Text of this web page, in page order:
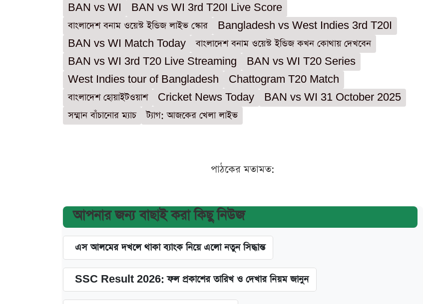
BAN vs WI
BAN vs WI 3rd T20I Live Score
বাংলাদেশ বনাম ওয়েস্ট ইন্ডিজ লাইভ স্কোর
Bangladesh vs West Indies 3rd T20I
BAN vs WI Match Today
বাংলাদেশ বনাম ওয়েস্ট ইন্ডিজ কখন কোথায় দেখবেন
BAN vs WI 3rd T20 Live Streaming
BAN vs WI T20 Series
West Indies tour of Bangladesh
Chattogram T20 Match
বাংলাদেশ হোয়াইটওয়াশ
Cricket News Today
BAN vs WI 31 October 2025
সম্মান বাঁচানোর ম্যাচ
ট্যাগ: আজকের খেলা লাইভ
পাঠকের মতামত:
আপনার জন্য বাছাই করা কিছু নিউজ
এস আলমের দখলে থাকা ব্যাংক নিয়ে এলো নতুন সিদ্ধান্ত
SSC Result 2026: ফল প্রকাশের তারিখ ও দেখার নিয়ম জানুন